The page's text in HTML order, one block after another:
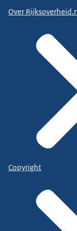
Over
Copyright